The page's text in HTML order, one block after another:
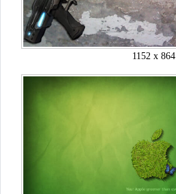
1152 x 864